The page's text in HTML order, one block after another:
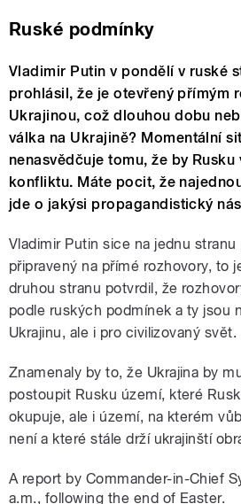
Ruské podmínky
Vladimir Putin v pondělí v ruské
prohlásil, že je otevřený přímým
Ukrajinou, což dlouhou dobu
válka na Ukrajině? Momentální
nenasvědčuje tomu, že by
konfliktu. Máte pocit, že
jde o jakýsi propagandistický
Vladimir Putin sice na jednu stranu
připravený na přímé rozhovory, to
druhou stranu potvrdil, že
podle ruských podmínek a ty jsou
Ukrajinu, ale i pro civilizovaný svět.
Znamenaly by to, že Ukrajina by
postoupit Rusku území, které
okupuje, ale i území, na kterém
není a které stále drží ukrajinští
A report by Commander-in-Chief
a.m., following the end of Easter.